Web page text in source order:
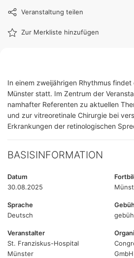
Veranstaltung teilen
Zur Merkliste hinzufügen
In einem zweijährigen Rhythmus
Münster statt. Im Zentrum der
namhafter Referenten zu aktuellen
und zur vitreoretinale Chirurgie bei
Erkrankungen der retinologischen
BASISINFORMATION
Datum
30.08.2025
Sprache
Deutsch
Veranstalter
St. Franziskus-Hospital
Münster
GmbH